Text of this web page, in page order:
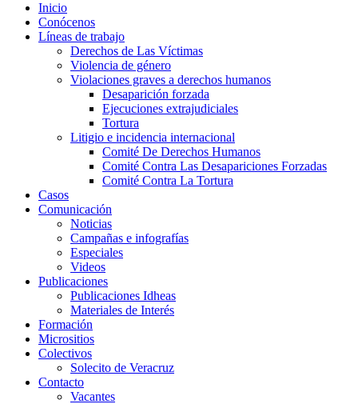
Inicio
Conócenos
Líneas de trabajo
Derechos de Las Víctimas
Violencia de género
Violaciones graves a derechos humanos
Desaparición forzada​
Ejecuciones extrajudiciales
Tortura
Litigio e incidencia internacional
Comité De Derechos Humanos​
Comité Contra Las Desapariciones Forzadas
Comité Contra La Tortura​
Casos
Comunicación
Noticias
Campañas e infografías
Especiales
Videos
Publicaciones
Publicaciones Idheas
Materiales de Interés
Formación
Micrositios
Colectivos
Solecito de Veracruz
Contacto
Vacantes